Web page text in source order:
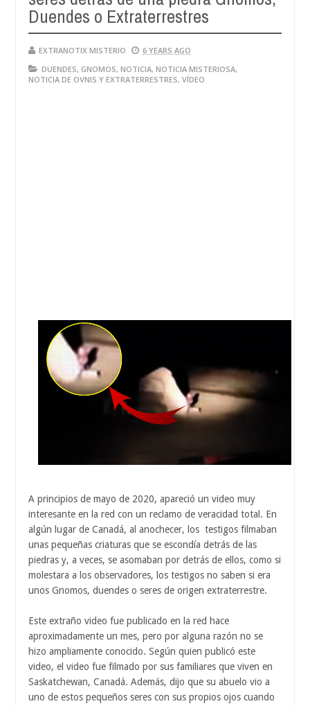
Duendes o Extraterrestres
EXTRANOTIX MISTERIO
6 YEARS AGO
DUENDES, GNOMOS, NOTICIA, NOTICIA MISTERIOSA,
NOTICIA DE OVNIS Y EXTRATERRESTRES, VÍDEO
A principios de mayo de 2020, apareció un video muy
interesante en la red con un reclamo de veracidad total. En
algún lugar de Canadá, al anochecer, los testigos filmaban
unas pequeñas criaturas que se escondía detrás de las
piedras y, a veces, se asomaban por detrás de ellos, como si
molestara a los observadores, los testigos no saben si era
unos Gnomos, duendes o seres de origen extraterrestre.
Este extraño video fue publicado en la red hace
aproximadamente un mes, pero por alguna razón no se
hizo ampliamente conocido. Según quien publicó este
video, el video fue filmado por sus familiares que viven en
Saskatchewan, Canadá. Además, dijo que su abuelo vio a
uno de estos pequeños seres con sus propios ojos cuando